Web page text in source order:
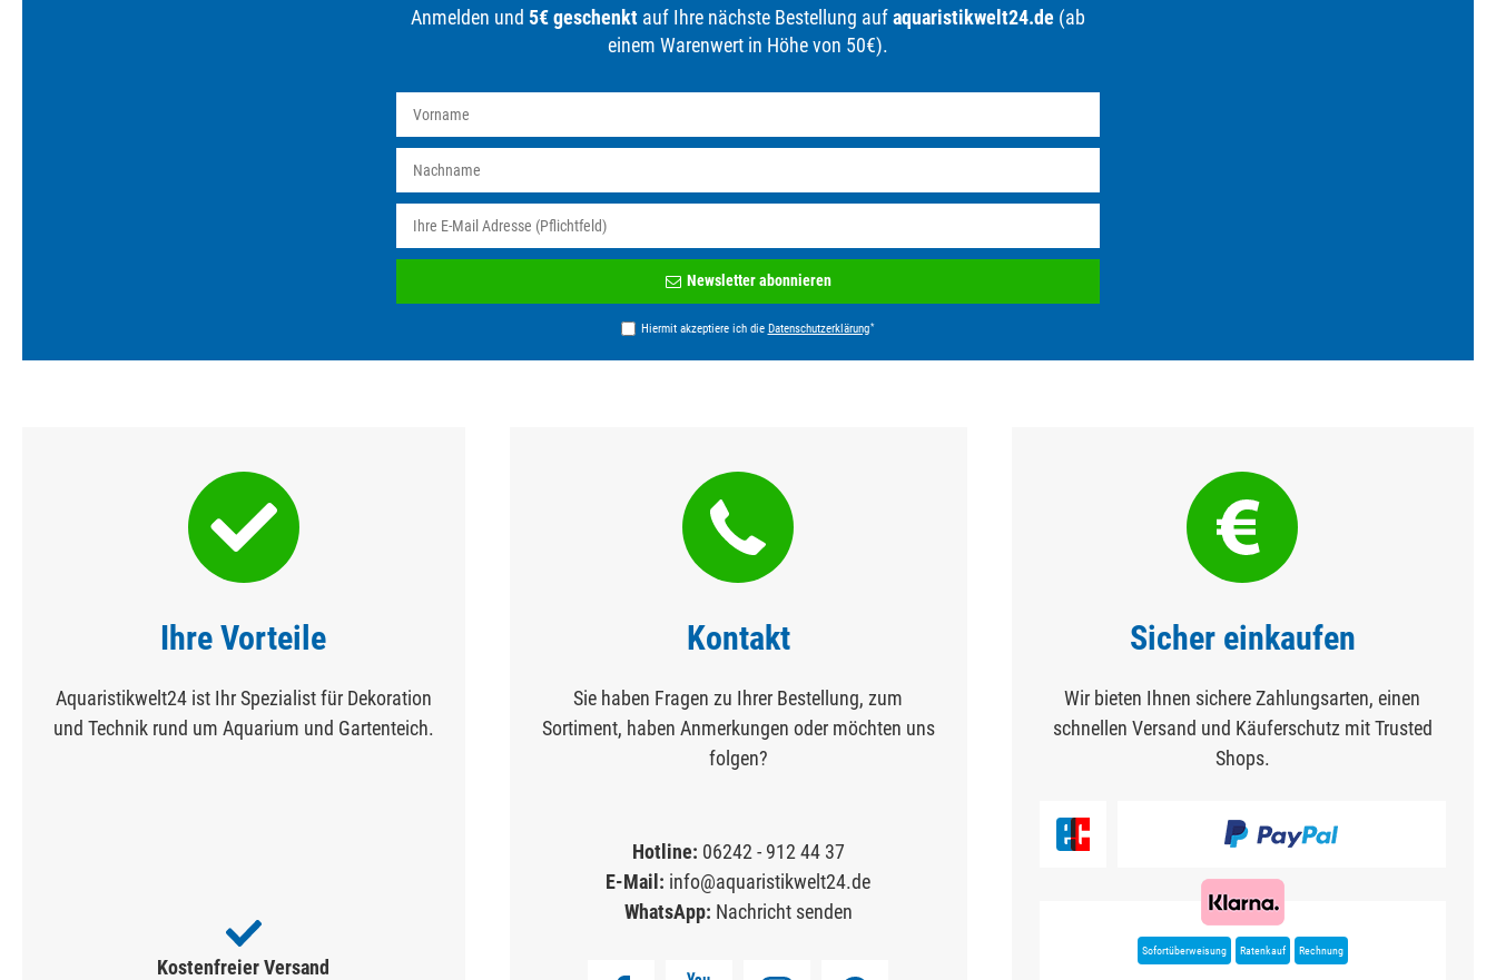
Anmelden und 5€ geschenkt auf Ihre nächste Bestellung aufaquaristikwelt24.de (ab
einem Warenwert in Höhe von 50€).
Newsletter abonnieren
Hiermit akzeptiere ich die Daten­schutz­erklärung*
Ihre Vorteile
Aquaristikwelt24 ist Ihr Spezialist für Dekoration
und Technik rund um Aquarium und Gartenteich.
Kostenfreier Versand
Kontakt
Sie haben Fragen zu Ihrer Bestellung, zum
Sortiment, haben Anmerkungen oder möchten uns
folgen?
Hotline: 06242 - 912 44 37
E-Mail: info@aquaristikwelt24.de
WhatsApp: Nachricht senden
Sicher einkaufen
Wir bieten Ihnen sichere Zahlungsarten, einen
schnellen Versand und Käuferschutz mit Trusted
Shops.
Sofortüberweisung Ratenkauf Rechnung